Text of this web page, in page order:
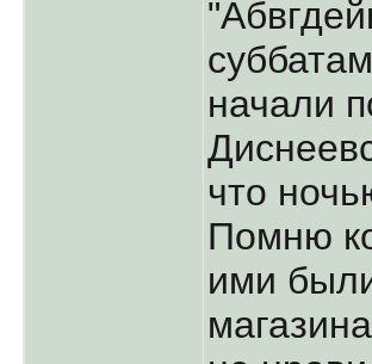
начали
что
Помню
ими